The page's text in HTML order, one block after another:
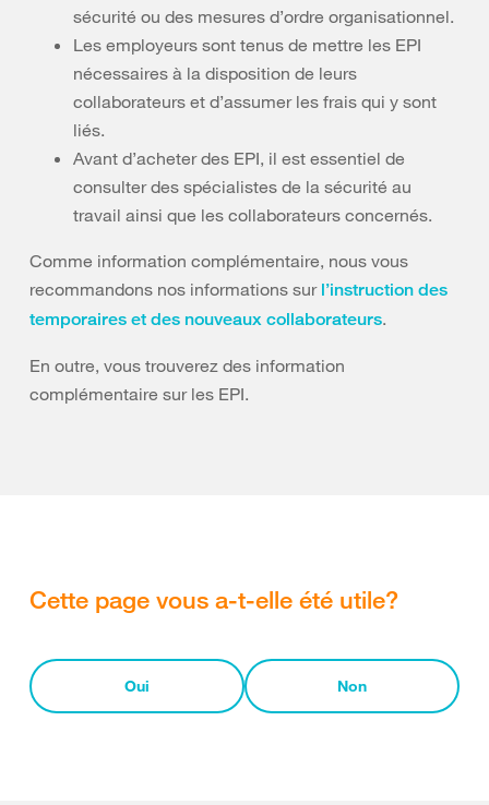
sécurité ou des mesures d’ordre organisationnel.
Les employeurs sont tenus de mettre les EPI
nécessaires à la disposition de leurs
collaborateurs et d’assumer les frais qui y sont
liés.
Avant d’acheter des EPI, il est essentiel de
consulter des spécialistes de la sécurité au
travail ainsi que les collaborateurs concernés.
Comme information complémentaire, nous vous
recommandons nos informations sur l’instruction des
temporaires et des nouveaux collaborateurs.
En outre, vous trouverez des information
complémentaire sur les EPI.
Cette page vous a-t-elle été utile?
Oui Non